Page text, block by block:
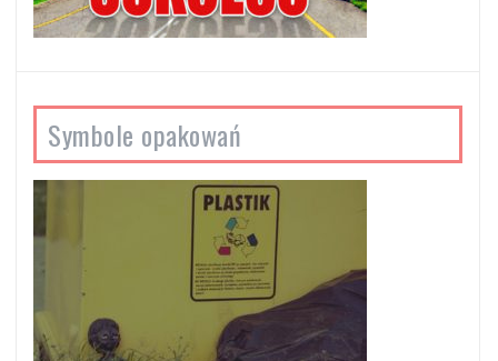
Symbole opakowań